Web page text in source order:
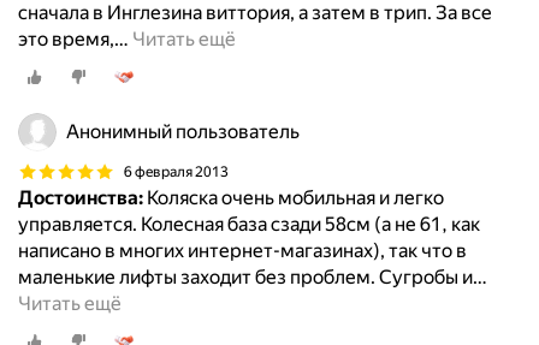
сначала в Инглезина виттория, а затем в трип. За все
это время,… Читать ещё
Анонимный пользователь
6 февраля 2013
Достоинства: Коляска очень мобильная и легко
управляется. Колесная база сзади 58см (а не 61, как
написано в многих интернет-магазинах), так что в
маленькие лифты заходит без проблем. Сугробы и…
Читать ещё